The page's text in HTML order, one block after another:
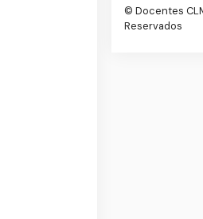
© Docentes
Reservados